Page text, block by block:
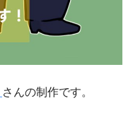
さんの制作です。